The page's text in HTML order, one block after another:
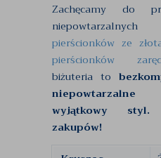
Zachęcamy do
pierścionków ze
pierścionków
biżuteria to
wyjątkowy styl.
zakupów!